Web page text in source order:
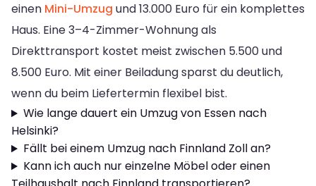
einen Mini-Umzug und 13.000 Euro für ein komplettes
Haus. Eine 3–4-Zimmer-Wohnung als
Direkttransport kostet meist zwischen 5.500 und
8.500 Euro. Mit einer Beiladung sparst du deutlich,
wenn du beim Liefertermin flexibel bist.
Wie lange dauert ein Umzug von Essen nach
Helsinki?
Fällt bei einem Umzug nach Finnland Zoll an?
Kann ich auch nur einzelne Möbel oder einen